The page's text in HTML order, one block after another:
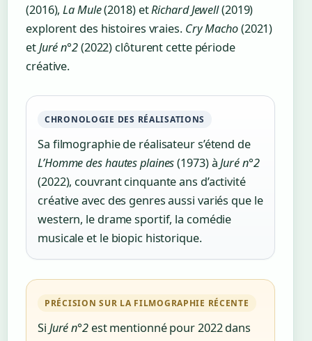
(2016),La Mule(2018) etRichard Jewell(2019)
explorent des histoires vraies. Cry Macho(2021)
etJuré n°2(2022) clôturent cette période
créative.
CHRONOLOGIE DES RÉALISATIONS
Sa filmographie de réalisateur s’étend de
L’Homme des hautes plaines(1973) àJuré n°2
(2022), couvrant cinquante ans d’activité
créative avec des genres aussi variés que le
western, le drame sportif, la comédie
musicale et le biopic historique.
PRÉCISION SUR LA FILMOGRAPHIE RÉCENTE
Si Juré n°2est mentionné pour 2022 dans